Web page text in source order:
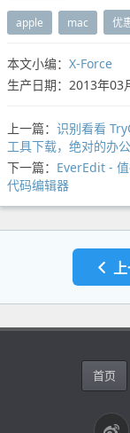
apple mac 优
本文小编： X-Force
生产日期：2013年03
上一篇： 识别看看
工具下载，绝对的办公
下一篇： EverEdit -
代码编辑器
首页